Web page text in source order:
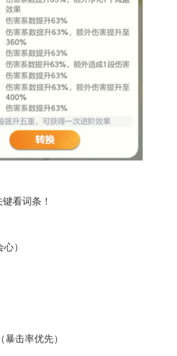
看词条！
）
击率优先）